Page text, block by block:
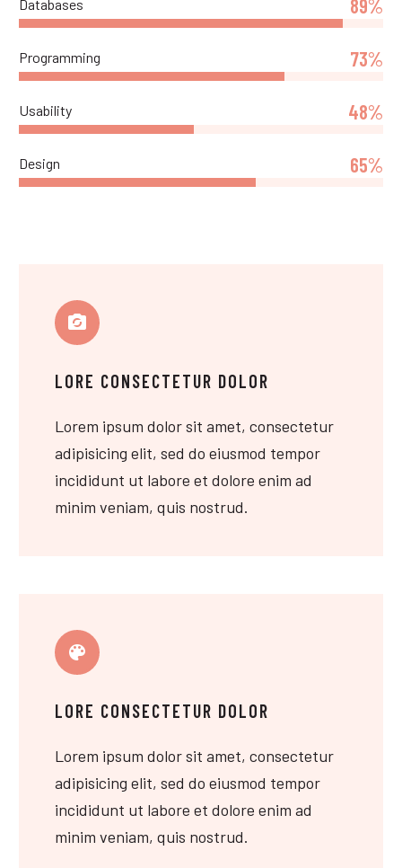
Databases 89%
Programming 73%
Usability 48%
Design 65%
LORE CONSECTETUR DOLOR
Lorem ipsum dolor sit amet, consectetur
adipisicing elit, sed do eiusmod tempor
incididunt ut labore et dolore enim ad
minim veniam, quis nostrud.
LORE CONSECTETUR DOLOR
Lorem ipsum dolor sit amet, consectetur
adipisicing elit, sed do eiusmod tempor
incididunt ut labore et dolore enim ad
minim veniam, quis nostrud.